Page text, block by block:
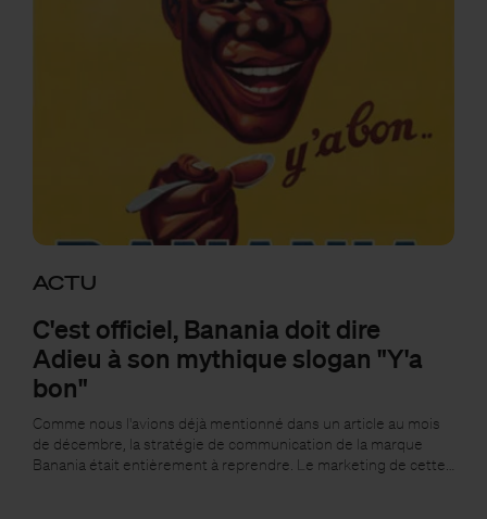
ACTU
C'est officiel, Banania doit dire
Adieu à son mythique slogan "Y'a
bon"
Comme nous l'avions déjà mentionné dans un article au mois
de décembre, la stratégie de communication de la marque
Banania était entièrement à reprendre. Le marketing de cette…